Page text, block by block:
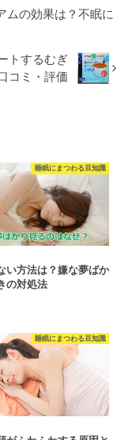
ムの効果は？不眠に
トするむぎ
コミ・評価
睡眠にまつわる豆知識
い方法は？嫌な夢ばか
の対処法
睡眠にまつわる豆知識